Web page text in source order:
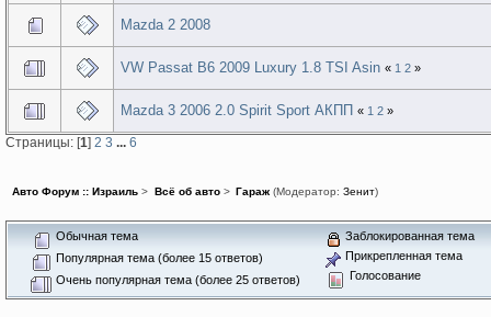
Mazda 2 2008
VW Passat B6 2009 Luxury 1.8 TSI Asin « 1 2 »
Mazda 3 2006 2.0 Spirit Sport АКПП « 1 2 »
Страницы: [1] 2 3 ... 6
Авто Форум :: Израиль > Всё об авто> Гараж(Модератор: Зенит)
Обычная тема
Популярная тема (более 15 ответов)
Очень популярная тема (более 25 ответов)
Заблокированная тема
Прикрепленная тема
Голосование